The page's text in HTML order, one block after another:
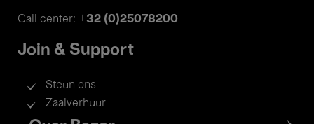
Call center: +32 (0)25078200
Join & Support
Steun ons
Zaalverhuur
Footer